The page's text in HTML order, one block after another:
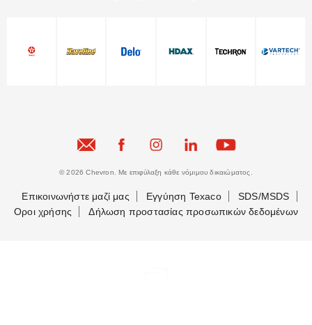
© 2026 Chevron. Με επιφύλαξη κάθε νόμιμου δικαιώματος.
Επικοινωνήστε μαζί μας Εγγύηση Texaco
SDS/MSDS
Οροι χρήσης
Δήλωση προστασίας προσωπικών δεδομένων